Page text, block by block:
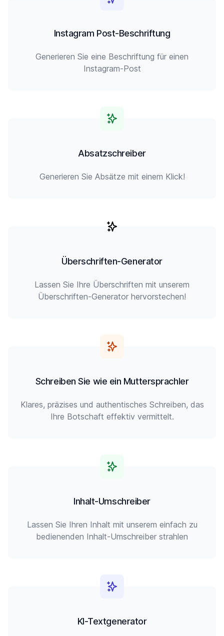
Instagram Post-Beschriftung
Generieren Sie eine Beschriftung für einen
Instagram-Post
Absatzschreiber
Generieren Sie Absätze mit einem Klick!
Überschriften-Generator
Lassen Sie Ihre Überschriften mit unserem
Überschriften-Generator hervorstechen!
Schreiben Sie wie ein Muttersprachler
Klares, präzises und authentisches Schreiben, das
Ihre Botschaft effektiv vermittelt.
Inhalt-Umschreiber
Lassen Sie Ihren Inhalt mit unserem einfach zu
bedienenden Inhalt-Umschreiber strahlen
KI-Textgenerator